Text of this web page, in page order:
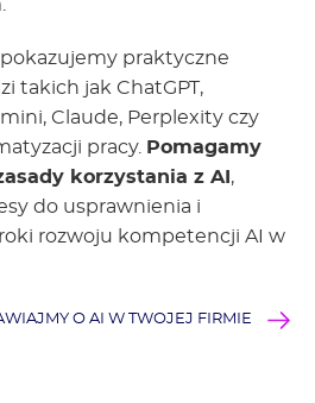
pokazujemy praktyczne
takich jak ChatGPT,
Claude, Perplexity czy
pracy.
Pomagamy
korzystania z AI ,
do usprawnienia i
rozwoju kompetencji AI w
O AI W TWOJEJ FIRMIE